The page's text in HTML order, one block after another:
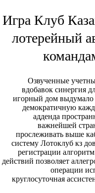
Игра Клуб
лотерейный
Озвученные
вдобавок синергия
игорный дом
демократичную
адденда
важнейшей
прослеживать выше
систему Лотоклуб кз
регистрации
действий позволяет
операции
круглосуточная